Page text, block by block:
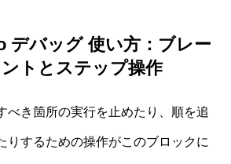
デバッグ 使い方：ブレー
トとステップ操作
べき箇所の実行を止めたり、順を追
りするための操作がこのブロックに